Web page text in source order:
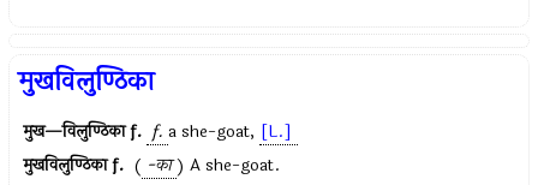
मुखविलुण्ठिका
मुख—विलुण्ठिकाf. f. a she-goat, [L.]
मुखविलुण्ठिकाf. ( -का) A she-goat.